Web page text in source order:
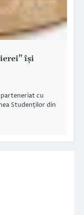
își
cu
Studenților din